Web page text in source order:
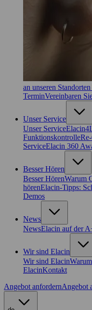
an unseren Standorten
TerminVereinbaren
Unser Service
Unser Service
Funktionskontrolle
ServiceElacin 360
Besser Hören
Besser HörenWarum
hörenElacin-Tipps:
Demos
News
NewsElacin auf der
Wir sind Elacin
Wir sind Elacin
ElacinKontakt
Angebot anfordernAngebot